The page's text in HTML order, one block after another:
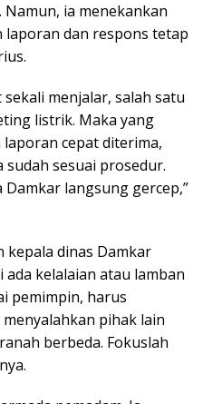
ia menekankan
laporan dan respons tetap
menjalar, salah satu
listrik. Maka yang
cepat diterima,
sesuai prosedur.
langsung gercep,”
dinas Damkar
kelalaian atau lamban
pemimpin, harus
pihak lain
berbeda. Fokuslah